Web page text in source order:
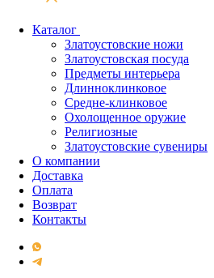
Каталог
Златоустовские ножи
Златоустовская посуда
Предметы интерьера
Длинноклинковое
Средне-клинковое
Охолощенное оружие
Религиозные
Златоустовские сувениры
О компании
Доставка
Оплата
Возврат
Контакты